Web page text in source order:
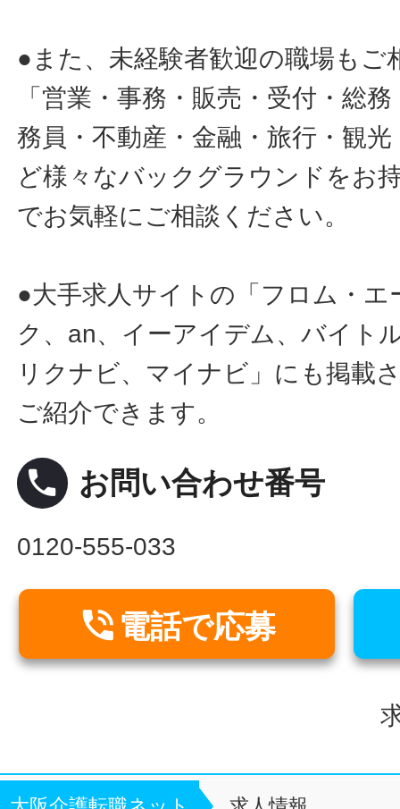
●また、未経験者歓迎の職場もご
「営業・事務・販売・受付・総
務員・不動産・金融・旅行・観
ど様々なバックグラウンドをお
でお気軽にご相談ください。
●大手求人サイトの「フロム・
ク、an、イーアイデム、バイト
リクナビ、マイナビ」にも掲載
ご紹介できます。
local_phone お問い合わせ番号
0120-555-033
 電話で応募